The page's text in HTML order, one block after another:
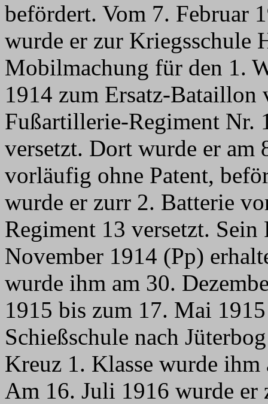
befördert. Vom 7. Februar
wurde er zur Kriegsschule
Mobilmachung für den 1.
1914 zum Ersatz-Bataillon
Fußartillerie-Regiment Nr.
versetzt. Dort wurde er am
vorläufig ohne Patent,
wurde er zurr 2. Batterie
Regiment 13 versetzt. Sein
November 1914 (Pp)
wurde ihm am 30.
1915 bis zum 17. Mai
Schießschule nach
Kreuz 1. Klasse wurde
Am 16. Juli 1916 wurde